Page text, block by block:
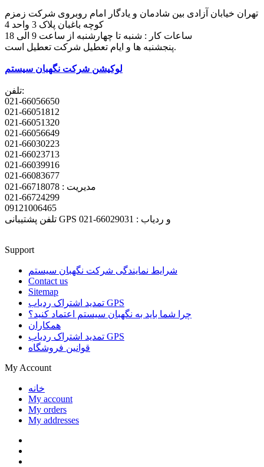
تهران خیابان آزادی بین شادمان و یادگار امام روبروی شرکت زمزم
کوچه باغبان پلاک 3 واحد 4
پنجشنبه ها و ایام تعطیل شرکت تعطیل است.
لوکیشن شرکت نگهبان سیستم
تلفن:
021-66056650
021-66051812
021-66051320
021-66056649
021-66030223
021-66023713
021-66039916
021-66083677
مدیریت : 66718078-021
021-66724299
09121006465
تلفن پشتیبانی GPS و ردیاب : 66029031-021
Support
شرایط نمایندگی شرکت نگهبان سیستم
Contact us
Sitemap
تمدید اشتراک ردیاب GPS
چرا شما باید به نگهبان سیستم اعتماد کنید؟
همکاران
تمدید اشتراک ردیاب GPS
قوانین فروشگاه
My Account
خانه
My account
My orders
My addresses